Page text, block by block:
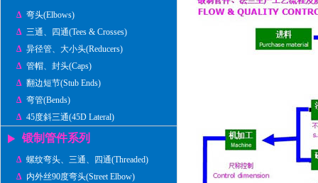
Δ 弯头(Elbows)
Δ 三通、四通(Tees & Crosses)
Δ 异径管、大小头(Reducers)
Δ 管帽、封头(Caps)
Δ 翻边短节(Stub Ends)
Δ 弯管(Bends)
Δ 45度斜三通(45D Lateral)
锻制管件系列
Δ 螺纹弯头、三通、四通(Threaded)
Δ 内外丝90度弯头(Street Elbow)